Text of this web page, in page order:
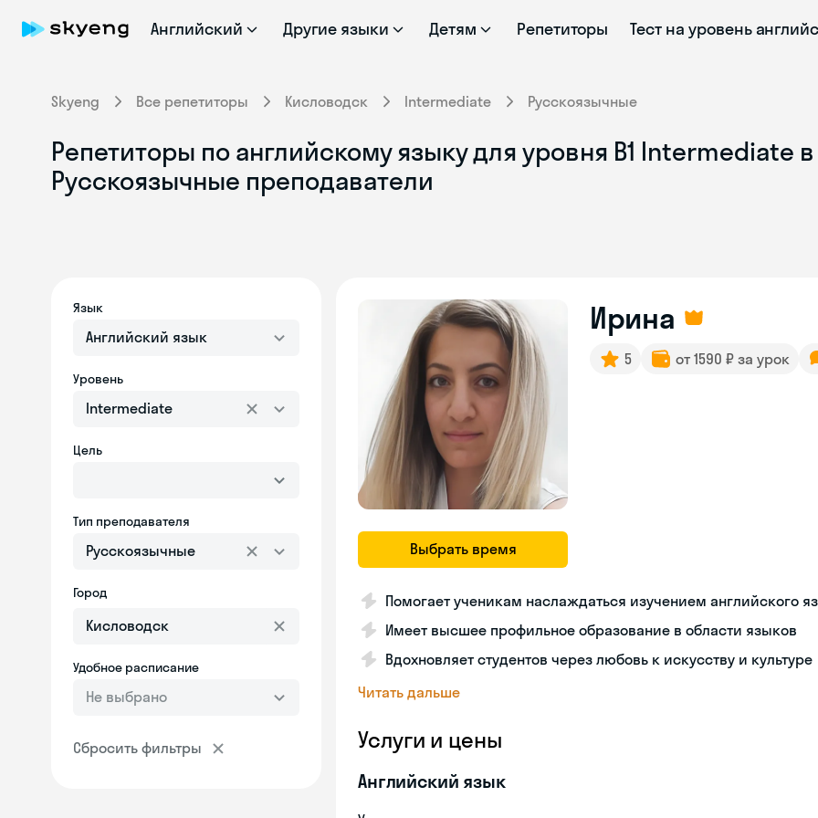
Английский Другие языки Детям Репетиторы Тест на уровень
Skyeng Все репетиторы Кисловодск Intermediate Русскоязычные
Репетиторы по английскому языку для уровня B1 Intermediate
Русскоязычные преподаватели
Язык
Английский язык
Уровень
Intermediate
Цель
Тип преподавателя
Русскоязычные
Город
Удобное расписание
Не выбрано
Сбросить фильтры
Выбрать время
Ирина
5 от 1590 ₽ за урок
Помогает ученикам наслаждаться изучением английского
Имеет высшее профильное образование в области языков
Вдохновляет студентов через любовь к искусству и культуре
Читать дальше
Услуги и цены
Английский язык